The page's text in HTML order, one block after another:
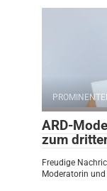
ARD-
zum
Freudige
Moderatorin